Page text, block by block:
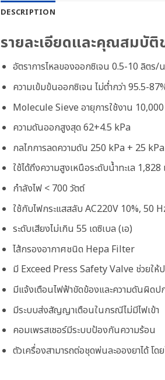
DESCRIPTION
รายละเอียดและคุณสมบัติ
อัตราการไหลของออกซิเจน 0.5-10 ลิตร/
ความเข้มข้นออกซิเจน ไม่ตํ่ากว่า 95.5-
Molecule Sieve อายุการใช้งาน 10,000
ความดันออกสูงสุด 62+4.5 kPa
กลไกการลดความดัน 250 kPa + 25 kPa
ใช้ได้ถึงความสูงเหนือระดับน้ำทะเล
กำลังไฟ < 700 วัตต์
ใช้กับไฟกระแสสลับ AC220V 10%, 50
ระดับเสียงไม่เกิน 55 เดซิเบล (เอ)
ไส้กรองอากาศชนิด Hepa Filter
มี Exceed Press Safety Valve ช่วยให้
มีแจ้งเตือนไฟฟ้าขัดข้องและความดันผิดป
มีระบบส่งสัญญาเตือนในกรณีไม่มีไฟเข้า
คอมเพรสเซอร์มีระบบป้องกันความร้อน
ตัวเครื่องสามารถต่อชุดพ่นละอองยาได้ โ